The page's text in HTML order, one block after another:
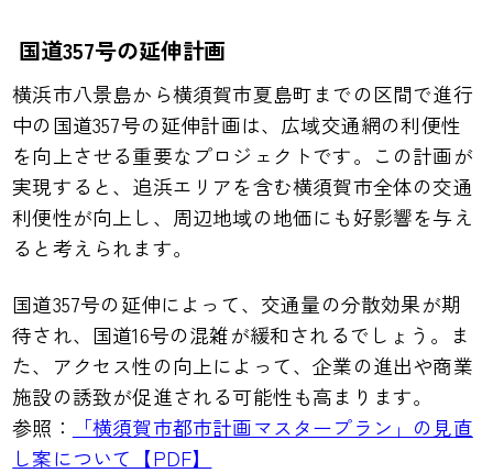
国道357号の延伸計画
横浜市八景島から横須賀市夏島町までの区間で進行
中の国道357号の延伸計画は、広域交通網の利便性
を向上させる重要なプロジェクトです。この計画が
実現すると、追浜エリアを含む横須賀市全体の交通
利便性が向上し、周辺地域の地価にも好影響を与え
ると考えられます。
国道357号の延伸によって、交通量の分散効果が期
待され、国道16号の混雑が緩和されるでしょう。ま
た、アクセス性の向上によって、企業の進出や商業
施設の誘致が促進される可能性も高まります。
参照：
「横須賀市都市計画マスタープラン」の見直
し案について【PDF】